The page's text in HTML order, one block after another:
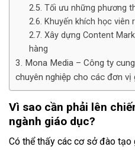
Tối ưu những phương
Khuyến khích học viên
Xây dựng Content
hàng
Mona Media – Công ty
chuyên nghiệp cho các đơn vị
Vì sao cần phải lên
ngành giáo dục?
Có thể thấy các cơ sở đào